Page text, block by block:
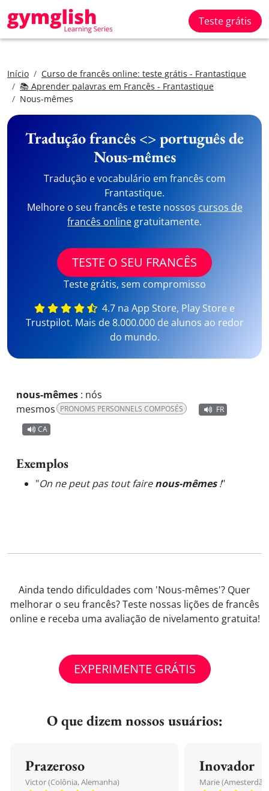
Teste grátis
Início
Curso de francês online: teste grátis - Frantastique
📚 Aprender palavras em Francês - Frantastique
Nous-mêmes
Tradução francês <> português de
Nous-mêmes
Tradução e vocabulário em francês com
Frantastique.
Melhore o seu francês e teste nossos cursos de
francês online gratuitamente.
TESTE O SEU FRANCÊS
Teste grátis, sem compromisso
4.7 na App Store, Play Store e
Trustpilot. Mais de 8.000.000 de alunos ao redor
do mundo.
nous-mêmes : nós
mesmos PRONOMS PERSONNELS COMPOSÉS
FR
CA
Exemplos
"On ne peut pas tout fairenous-mêmes!"
Ainda tendo dificuldades com 'Nous-mêmes'? Quer
melhorar o seu francês? Teste nossas lições de francês
online e receba uma avaliação de nivelamento gratuita!
EXPERIMENTE GRÁTIS
O que dizem nossos usuários:
Prazeroso
Victor (Colônia, Alemanha)
Inovador
Marie